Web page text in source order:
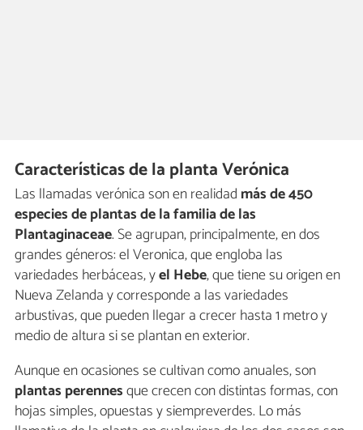
Características de la planta Verónica
Las llamadas verónica son en realidad más de 450
especies de plantas de la familia de las
Plantaginaceae. Se agrupan, principalmente, en dos
grandes géneros: el Veronica, que engloba las
variedades herbáceas, yel Hebe, que tiene su origen en
Nueva Zelanda y corresponde a las variedades
arbustivas, que pueden llegar a crecer hasta 1 metro y
medio de altura si se plantan en exterior.
Aunque en ocasiones se cultivan como anuales, son
plantas perennesque crecen con distintas formas, con
hojas simples, opuestas y siempreverdes. Lo más